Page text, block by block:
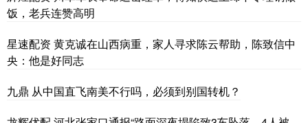
饭，老兵连赞高明
星速配资 黄克诚在山西病重，家人寻求陈云帮助，陈致信中
央：他是好同志
九鼎 从中国直飞南美不行吗，必须到别国转机？